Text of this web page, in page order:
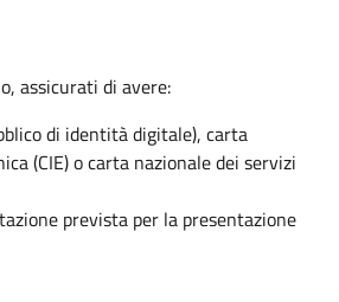
assicurati di avere:
di identità digitale), carta
(CIE) o carta nazionale dei servizi
prevista per la presentazione